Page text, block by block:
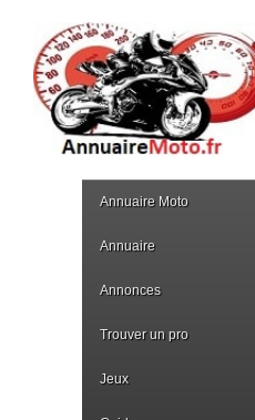
Annuaire Moto
Annuaire
Annonces
Trouver un pro
Jeux